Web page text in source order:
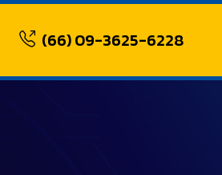
(66) 09-3625-6228